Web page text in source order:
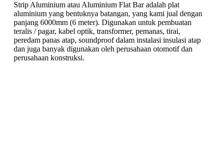
Strip Aluminium atau Aluminium Flat Bar adalah plat
aluminium yang bentuknya batangan, yang kami jual dengan
panjang 6000mm (6 meter). Digunakan untuk pembuatan
teralis / pagar, kabel optik, transformer, pemanas, tirai,
peredam panas atap, soundproof dalam instalasi insulasi atap
dan juga banyak digunakan oleh perusahaan otomotif dan
perusahaan konstruksi.